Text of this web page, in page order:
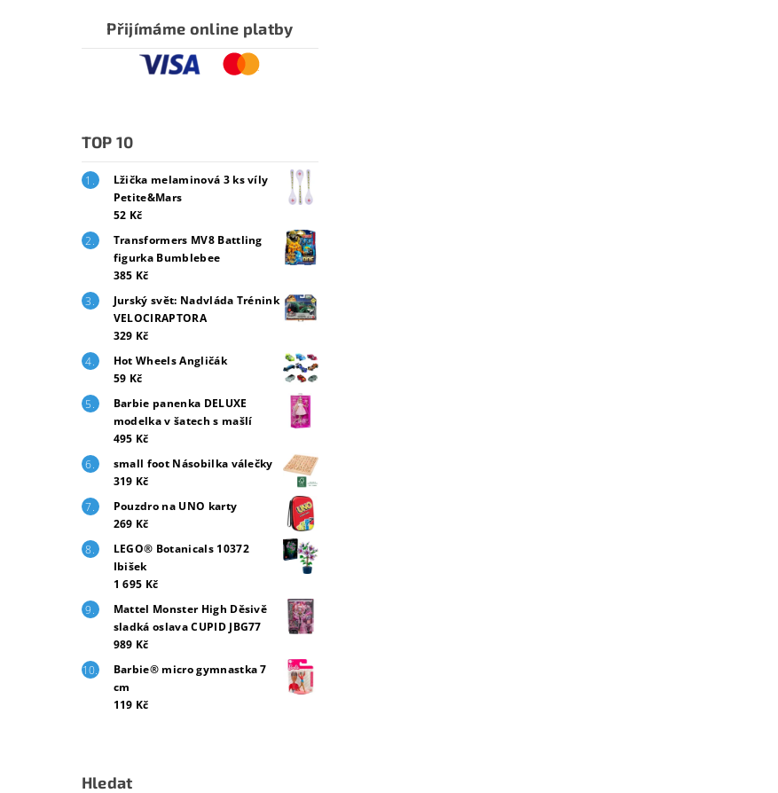
Přijímáme online platby
TOP 10
Lžička melaminová 3 ks víly
Petite&Mars
52 Kč
Transformers MV8 Battling
figurka Bumblebee
385 Kč
Jurský svět: Nadvláda Trénink
VELOCIRAPTORA
329 Kč
Hot Wheels Angličák
59 Kč
Barbie panenka DELUXE
modelka v šatech s mašlí
495 Kč
small foot Násobilka válečky
319 Kč
Pouzdro na UNO karty
269 Kč
LEGO® Botanicals 10372
Ibišek
1 695 Kč
Mattel Monster High Děsivě
sladká oslava CUPID JBG77
989 Kč
Barbie® micro gymnastka 7
cm
119 Kč
Hledat